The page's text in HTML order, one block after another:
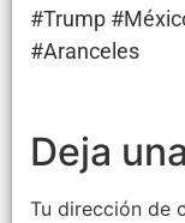
#Trump
#Aranceles
Deja
Tu dirección de